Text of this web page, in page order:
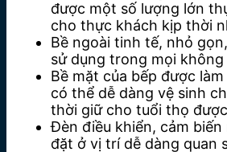
được một số lượng lớn
cho thực khách kịp thời
Bề ngoài tinh tế, nhỏ
sử dụng trong mọi không
Bề mặt của bếp được
có thể dễ dàng vệ sinh
thời giữ cho tuổi thọ
Đèn điều khiển, cảm
đặt ở vị trí dễ dàng quan